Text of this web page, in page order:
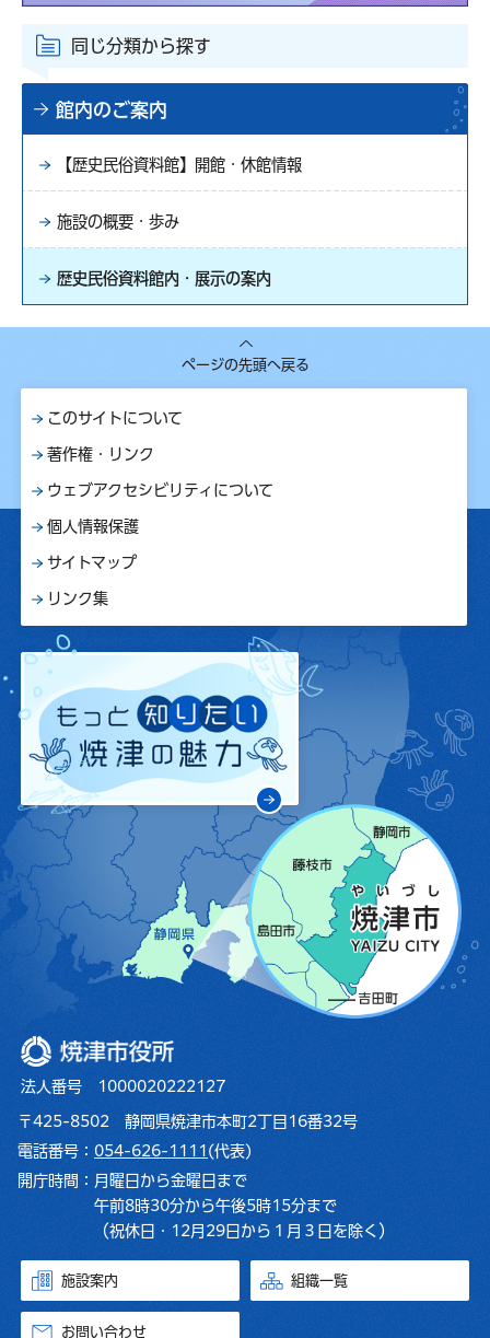
同じ分類から探す
館内のご案内
【歴史民俗資料館】開館・休館情報
施設の概要・歩み
歴史民俗資料館内・展示の案内
ページの先頭へ戻る
このサイトについて
著作権・リンク
ウェブアクセシビリティについて
個人情報保護
サイトマップ
リンク集
焼津市役所
法人番号 1000020222127
〒425-8502 静岡県焼津市本町2丁目16番32号
電話番号： 054-626-1111 (代表)
開庁時間： 月曜日から金曜日まで
午前8時30分から午後5時15分まで
（祝休日・12月29日から１月３日を除く）
施設案内 組織一覧
お問い合わせ